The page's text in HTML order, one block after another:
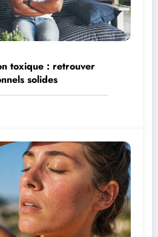
toxique : retrouver
solides